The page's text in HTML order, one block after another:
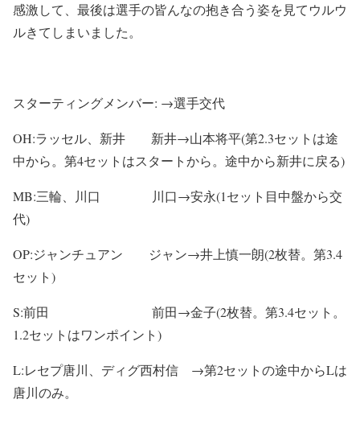
感激して、最後は選手の皆んなの抱き合う姿を見てウルウ
ルきてしまいました。
スターティングメンバー: →選手交代
OH:ラッセル、新井 新井→山本将平(第2.3セットは途
中から。第4セットはスタートから。途中から新井に戻る)
MB:三輪、川口 川口→安永(1セット目中盤から交
代)
OP:ジャンチュアン ジャン→井上慎一朗(2枚替。第3.4
セット)
S:前田 前田→金子(2枚替。第3.4セット。
1.2セットはワンポイント)
L:レセプ唐川、ディグ西村信 →第2セットの途中からLは
唐川のみ。